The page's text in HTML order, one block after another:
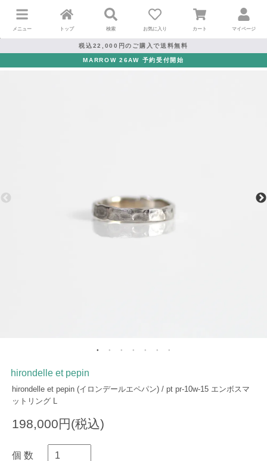
メニュー トップ 検索 お気に入り カート マイページ
税込22,000円のご購入で送料無料
MARROW 26AW 予約受付開始
hirondelle et pepin
hirondelle et pepin (イロンデールエペパン) / pt pr-10w-15 エンボスマ
ットリング L
198,000円(税込)
個 数